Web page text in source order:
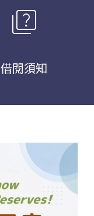
quiz
借閱須知